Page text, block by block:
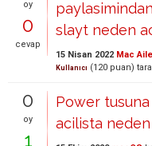
oy
0
cevap
slayt neden
15 Nisan 2022 Mac
Kullanıcı (120 puan)
0
oy
1
Power
acilista